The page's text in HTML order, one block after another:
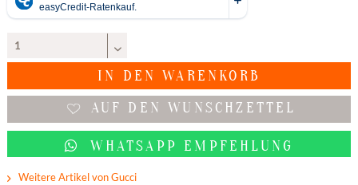
IN DEN WARENKORB
AUF DEN WUNSCHZETTEL
WHATSAPP EMPFEHLUNG
Weitere Artikel von Gucci